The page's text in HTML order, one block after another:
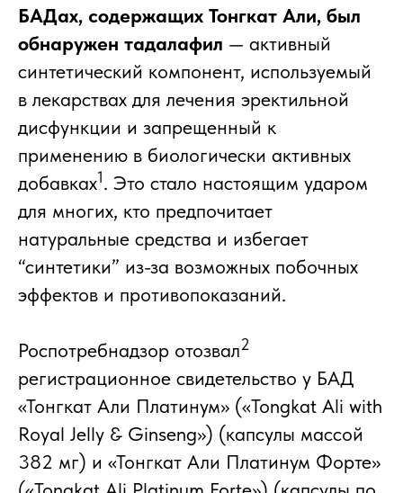
БАДах, содержащих Тонгкат Али, был
обнаружен тадалафил — активный
синтетический компонент, используемый
в лекарствах для лечения эректильной
дисфункции и запрещенный к
применению в биологически активных
добавках1. Это стало настоящим ударом
для многих, кто предпочитает
натуральные средства и избегает
“синтетики” из-за возможных побочных
эффектов и противопоказаний.
Роспотребнадзор отозвал2
регистрационное свидетельство у БАД
«Тонгкат Али Платинум» («Tongkat Ali with
Royal Jelly & Ginseng») (капсулы массой
382 мг) и «Тонгкат Али Платинум Форте»